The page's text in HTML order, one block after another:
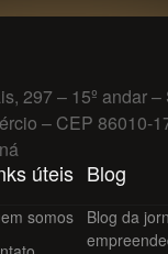
297 – 15º andar
– CEP 86010-
úteis
somos
Blog
Blog da